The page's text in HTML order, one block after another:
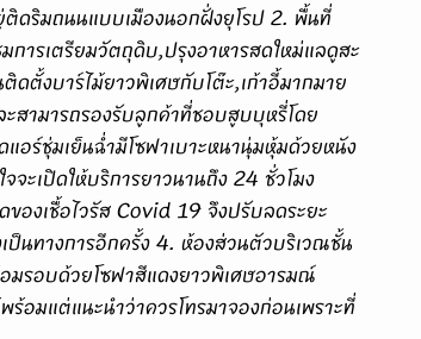
ดริมถนนแบบเมืองนอกฝั่งยุโรป 2. พื้นที่
ารเตรียมวัตถุดิบ,ปรุงอาหารสดใหม่แลดูสะ
ตั้งบาร์ไม้ยาวพิเศษกับโต๊ะ,เก้าอี้มากมาย
สามารถรองรับลูกค้าที่ชอบสูบบุหรี่โดย
อร์ชุ่มเย็นฉ่ำมีโซฟาเบาะหนานุ่มหุ้มด้วยหนัง
ะเปิดให้บริการยาวนานถึง 24 ชั่วโมง
ของเชื้อไวรัส Covid 19 จึงปรับลดระยะ
นทางการอีกครั้ง 4. ห้องส่วนตัวบริเวณชั้น
มรอบด้วยโซฟาสีแดงยาวพิเศษอารมณ์
ร้อมแต่แนะนำว่าควรโทรมาจองก่อนเพราะที่